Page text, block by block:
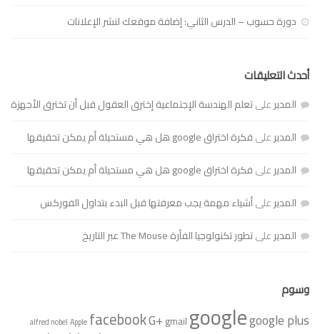
دورة حسوب – الدرس الثاني: إضافة موقعك لنشر الإعلانات
أحدث التعليقات
المديرعلىتعلم الهندسة الإجتماعية إخترق العقول قبل أن تخترق الأجهزة
المديرعلىفكرة اختراق google هل هي مستحيلة أم يمكن تحقيقها
المديرعلىفكرة اختراق google هل هي مستحيلة أم يمكن تحقيقها
المديرعلىأشياء مهمة يجب معرفتها قبل البدء بتداول الفوركس
المديرعلىتطور تكنولوجيا الفأرة The Mouse عبر التاريخ
وسوم
alfred nobel ApplefacebookG+gmailgooglegoogle plus